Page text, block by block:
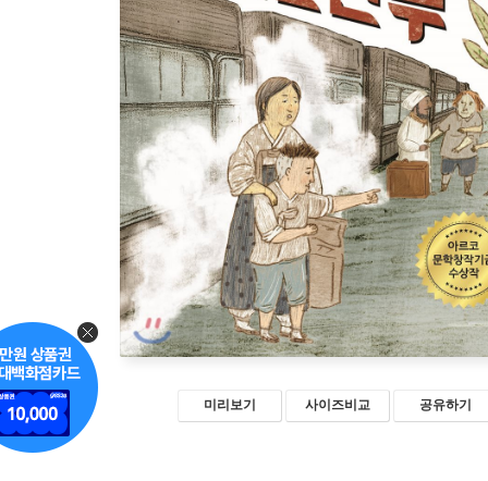
미리보기 사이즈비교 공유하기